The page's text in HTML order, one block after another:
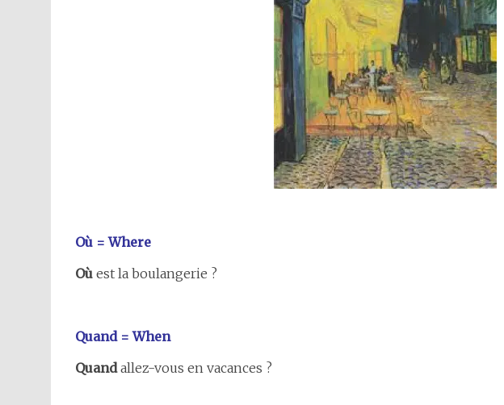
Où = Where
Où est la boulangerie ?
Quand = When
Quandallez-vous en vacances ?